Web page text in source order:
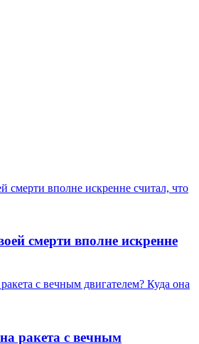
смерти вполне искренне
ракета с вечным